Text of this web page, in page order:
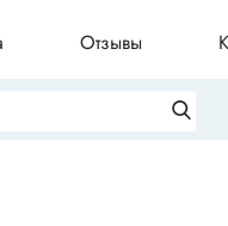
Отзывы